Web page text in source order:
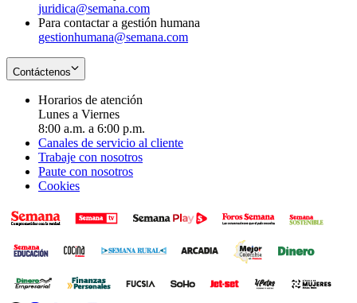
juridica@semana.com
Para contactar a gestión humana
gestionhumana@semana.com
Contáctenos
Horarios de atención
Lunes a Viernes
8:00 a.m. a 6:00 p.m.
Canales de servicio al cliente
Trabaje con nosotros
Paute con nosotros
Cookies